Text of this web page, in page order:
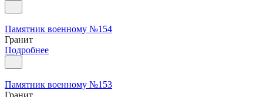
Памятник военному №154
Гранит
Подробнее
Памятник военному №153
Гранит